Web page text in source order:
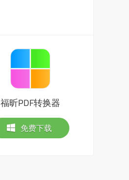
福昕PDF转换器
免费下载